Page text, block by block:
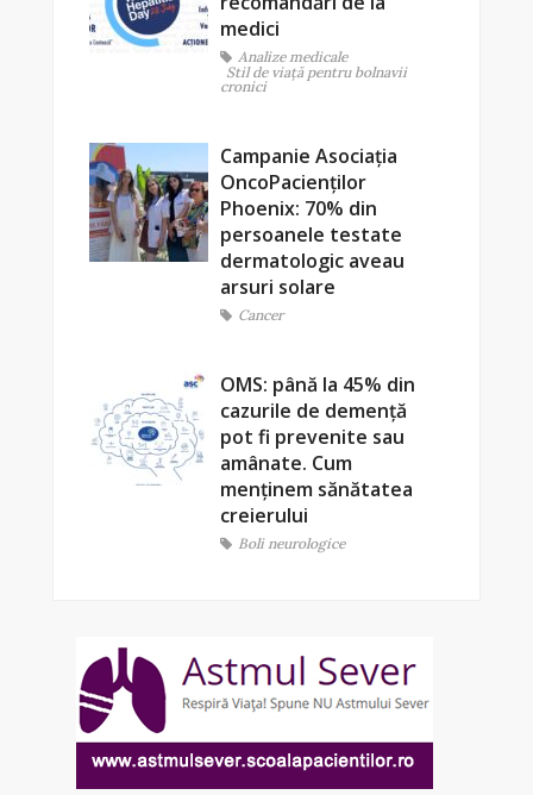
medici
Analize medicale
Stil de viaţă pentru bolnavii
cronici
Campanie Asociația
OncoPacienților
Phoenix: 70% din
persoanele testate
dermatologic aveau
arsuri solare
Cancer
OMS: până la 45% din
cazurile de demență
pot fi prevenite sau
amânate. Cum
menținem sănătatea
creierului
Boli neurologice